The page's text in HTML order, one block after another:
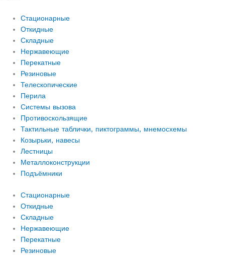
Стационарные
Откидные
Складные
Нержавеющие
Перекатные
Резиновые
Телескопические
Перила
Системы вызова
Противоскользящие
Тактильные таблички, пиктограммы, мнемосхемы
Козырьки, навесы
Лестницы
Металлоконструкции
Подъёмники
Стационарные
Откидные
Складные
Нержавеющие
Перекатные
Резиновые